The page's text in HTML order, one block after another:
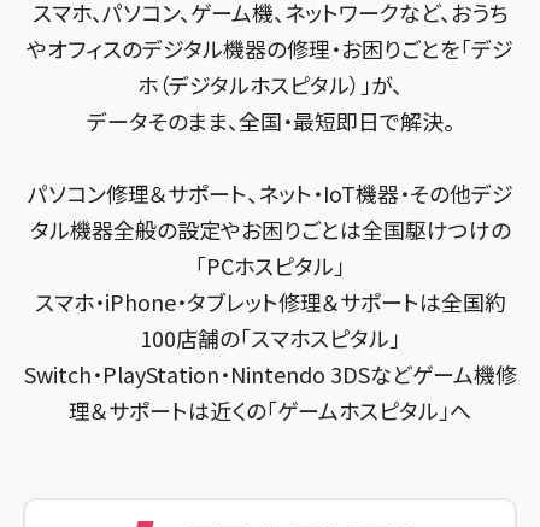
スマホスピタル テルル宮野木
スマホスピタル千葉
スマホスピタル 大森
スマホスピタル練馬
スマホスピタル 神田
スマホスピタル三軒茶屋
スマホスピタル秋葉原
スマホスピタル 自由が丘
スマホスピタル 堺出張所
スマホスピタル京都河原町
スマホスピタル宇治槙島
スマホスピタル烏丸
スマホスピタル 京都宇治
スマホスピタル 福知山
スマホスピタル神戸三宮
スマホ、パソコン、ゲーム機、ネットワークなど、おうち
やオフィスのデジタル機器の修理・お困りごとを「デジ
ホ（デジタルホスピタル）」が、
データそのまま、全国・最短即日で解決。
パソコン修理＆サポート、ネット・IoT機器・その他デジ
タル機器全般の設定やお困りごとは全国駆けつけの
「PCホスピタル」
スマホ・iPhone・タブレット修理＆サポートは全国約
100店舗の「スマホスピタル」
Switch・PlayStation・Nintendo 3DSなどゲーム機修
理＆サポートは近くの「ゲームホスピタル」へ